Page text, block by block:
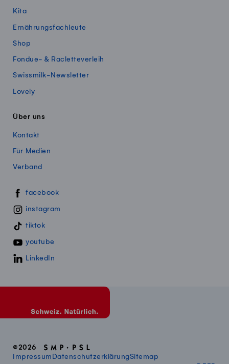
Kita
Ernährungsfachleute
Shop
Fondue- & Racletteverleih
Swissmilk-Newsletter
Lovely
Über uns
Kontakt
Für Medien
Verband
Swissmillk auf Social Media
facebook
instagram
tiktok
youtube
LinkedIn
©2026
Impressum DatenschutzerklärungSitemap